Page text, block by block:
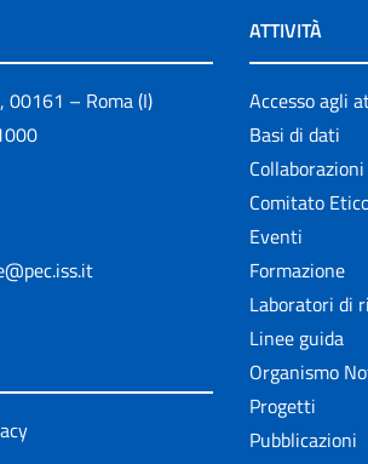
00161 – Roma (I)
ATTIVITÀ
Accesso agli
Basi di dati
Comitato
Eventi
Formazione
Laboratori di
Linee guida
Organismo
Progetti
Pubblicazioni